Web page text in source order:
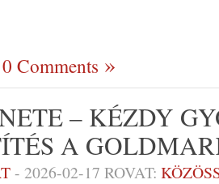
0 Comments
– KÉZDY
A
- 2026-02-17 ROVAT: